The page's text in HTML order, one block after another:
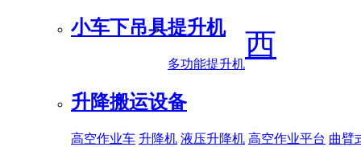
小车下吊具提升机
多功能提升机
升降搬运设备
高空作业车 升降机 液压升降机 高空作业平台 曲臂
西